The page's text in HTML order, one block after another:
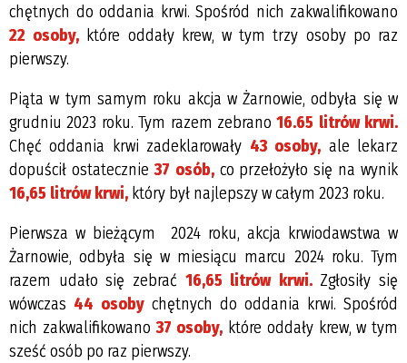
chętnych do oddania krwi. Spośród nich zakwalifikowano
22 osoby, które oddały krew, w tym trzy osoby po raz
pierwszy.
Piąta w tym samym roku akcja w Żarnowie, odbyła się w
grudniu 2023 roku. Tym razem zebrano16.65 litrów krwi.
Chęć oddania krwi zadeklarowały 43 osoby, ale lekarz
dopuścił ostatecznie37 osób,co przełożyło się na wynik
16,65 litrów krwi, który był najlepszy w całym 2023 roku.
Pierwsza w bieżącym 2024 roku, akcja krwiodawstwa w
Żarnowie, odbyła się w miesiącu marcu 2024 roku. Tym
razem udało się zebrać 16,65 litrów krwi. Zgłosiły się
wówczas 44 osoby chętnych do oddania krwi. Spośród
nich zakwalifikowano37 osoby, które oddały krew, w tym
sześć osób po raz pierwszy.